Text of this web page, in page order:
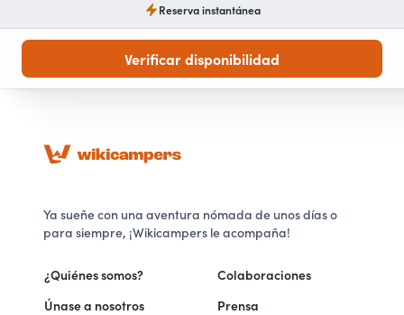
Reserva instantánea
Verificar disponibilidad
Ya sueñe con una aventura nómada de unos días o
para siempre, ¡Wikicampers le acompaña!
¿Quiénes somos?
Únase a nosotros
Colaboraciones
Prensa